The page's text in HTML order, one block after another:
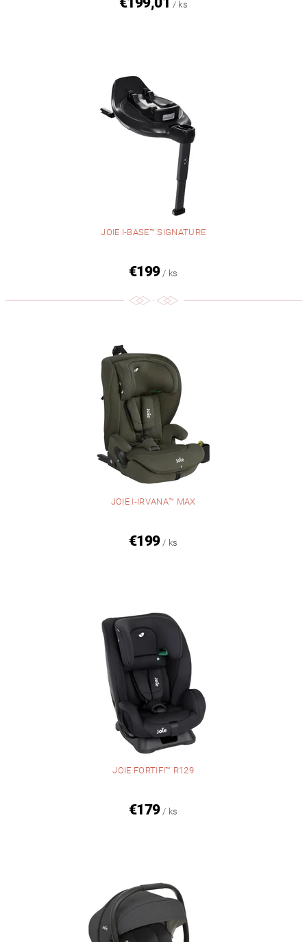
/ ks
JOIE I-BASE™ SIGNATURE
€199 / ks
JOIE I-IRVANA™ MAX
€199 / ks
JOIE FORTIFI™ R129
€179 / ks